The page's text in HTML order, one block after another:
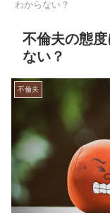
わからない？
不倫夫の態
ない？
不倫夫